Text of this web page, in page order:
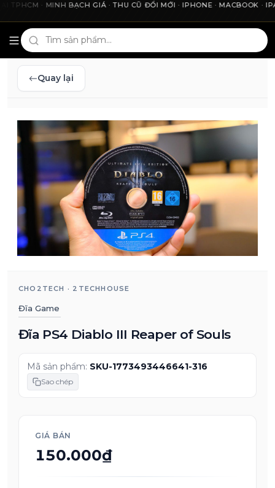
Cho2Tech và 2Techhouse — chợ công nghệ uy tín tại
· MINH BẠCH GIÁ · THU CŨ ĐỔI MỚI · IPHONE · MACBOOK ·
Quay lại
CHO2TECH · 2TECHHOUSE
Đĩa Game
Đĩa PS4 Diablo III Reaper of Souls
Mã sản phẩm: SKU-1773493446641-316
Sao chép
GIÁ BÁN
150.000₫